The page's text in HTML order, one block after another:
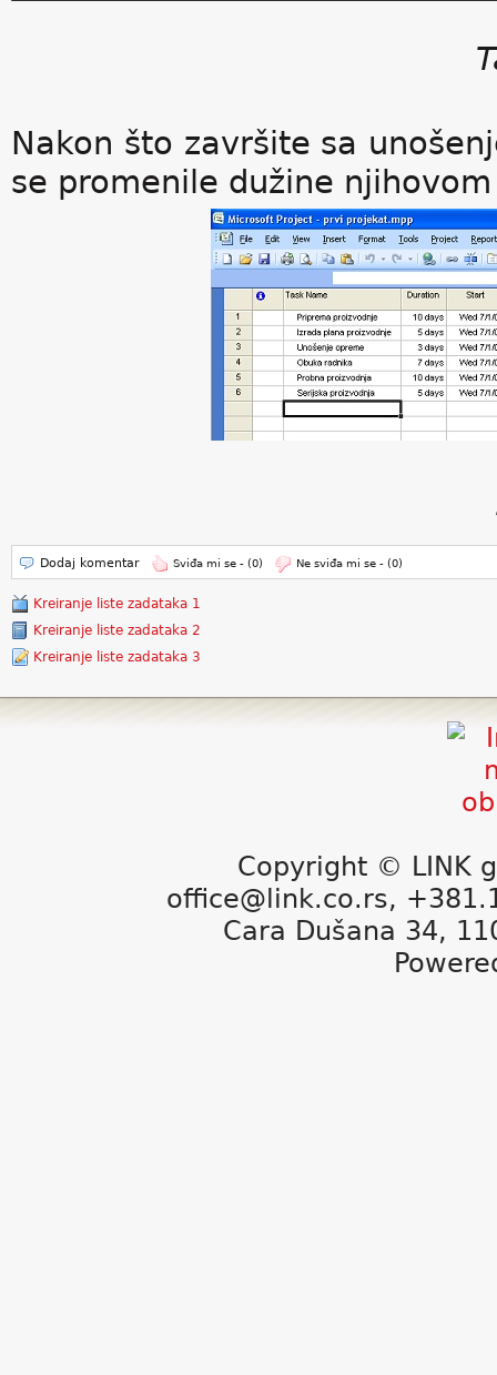
Nakon što završite sa
se promenile dužine
Dodaj komentar Sviđa mi se - (0) Ne sviđa mi se - (0)
Kreiranje liste zadataka 1
Kreiranje liste zadataka 2
Kreiranje liste zadataka 3
Copyright © LINK
office@link.co.rs,
Cara Dušana 34,